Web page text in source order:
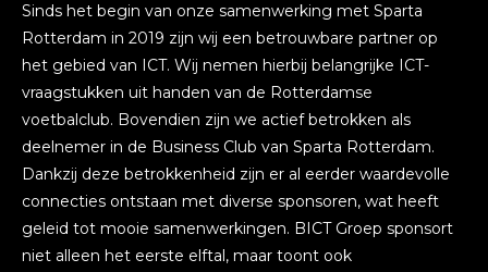
Sinds het begin van onze samenwerking met Sparta
Rotterdam in 2019 zijn wij een betrouwbare partner op
het gebied van ICT. Wij nemen hierbij belangrijke ICT-
vraagstukken uit handen van de Rotterdamse
voetbalclub. Bovendien zijn we actief betrokken als
deelnemer in de Business Club van Sparta Rotterdam.
Dankzij deze betrokkenheid zijn er al eerder waardevolle
connecties ontstaan met diverse sponsoren, wat heeft
geleid tot mooie samenwerkingen. BICT Groep sponsort
niet alleen het eerste elftal, maar toont ook